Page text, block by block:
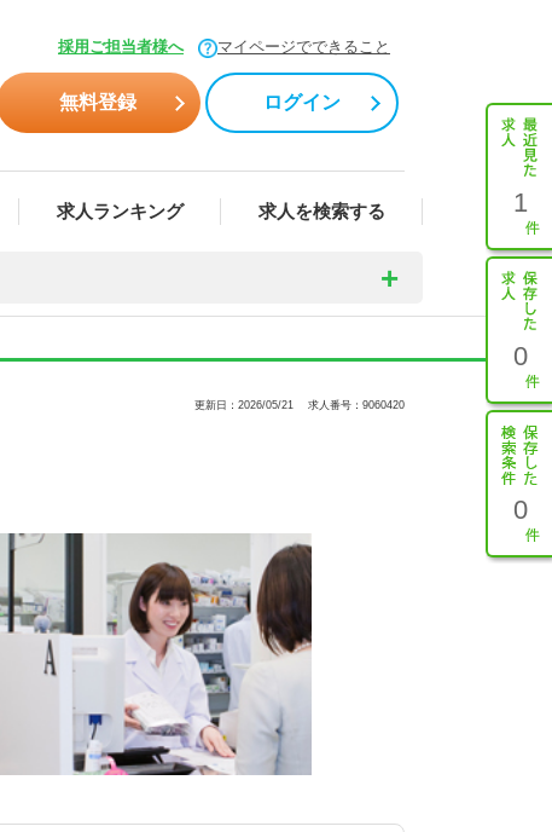
採用ご担当者様へ マイページでできること
無料登録 ログイン
求人ランキング 求人を検索する 1
0
0
更新日：2026/05/21 求人番号：9060420